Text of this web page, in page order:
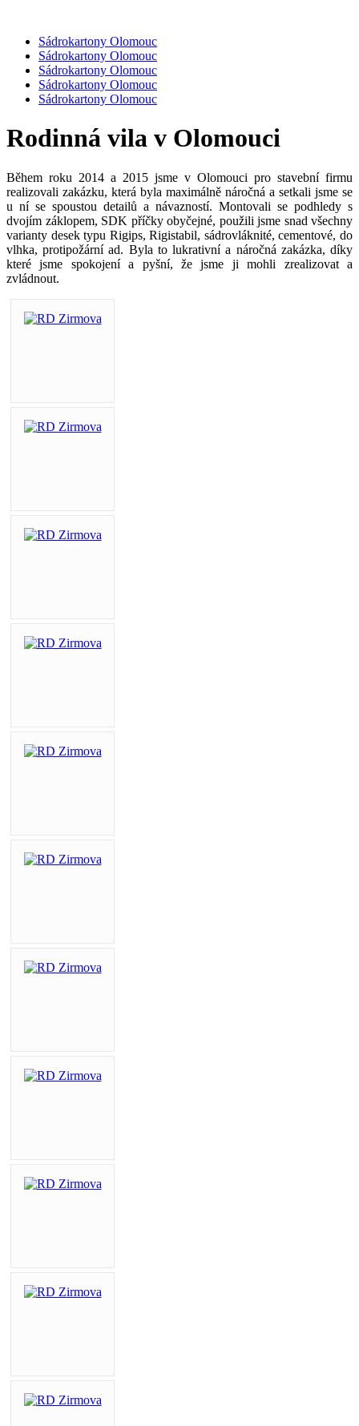
Sádrokartony Olomouc
Sádrokartony Olomouc
Sádrokartony Olomouc
Sádrokartony Olomouc
Sádrokartony Olomouc
Rodinná vila v Olomouci
Během roku 2014 a 2015 jsme v Olomouci pro stavební firmu
realizovali zakázku, která byla maximálně náročná a setkali jsme se
u ní se spoustou detailů a návazností. Montovali se podhledy s
dvojím záklopem, SDK příčky obyčejné, použili jsme snad všechny
varianty desek typu Rigips, Rigistabil, sádrovláknité, cementové, do
vlhka, protipožární ad. Byla to lukrativní a náročná zakázka, díky
které jsme spokojení a pyšní, že jsme ji mohli zrealizovat a
zvládnout.